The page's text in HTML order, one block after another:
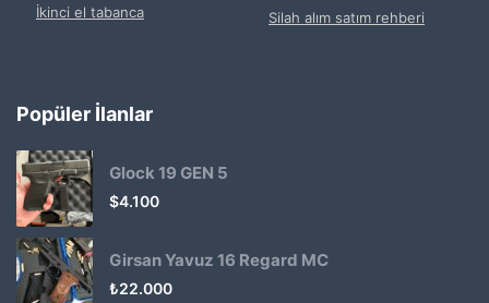
İkinci el tabanca Silah alım satım rehberi
Popüler İlanlar
Glock 19 GEN 5
$4.100
Girsan Yavuz 16 Regard MC
₺22.000